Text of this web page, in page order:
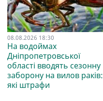
08.08.2026 18:30
На водоймах
Дніпропетровської
області вводять сезонну
заборону на вилов раків:
які штрафи